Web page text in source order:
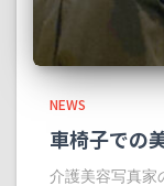
NEWS
車椅子での
介護美容写真家